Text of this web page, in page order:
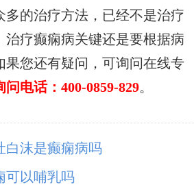
多的治疗方法，已经不是治疗
治疗癫痫病关键还是要根据病
果您还有疑问，可询问在线专
问电话：400-0859-829。
白沫是癫痫病吗
可以哺乳吗